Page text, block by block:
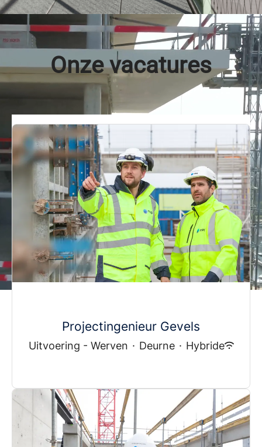
Onze vacatures
Projectingenieur Gevels
Uitvoering - Werven · Deurne · Hybride